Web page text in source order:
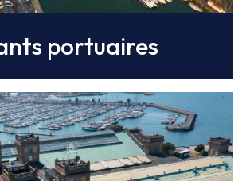
portuaires
du foncier
le placement à quai et les
des navires dans le port, assure